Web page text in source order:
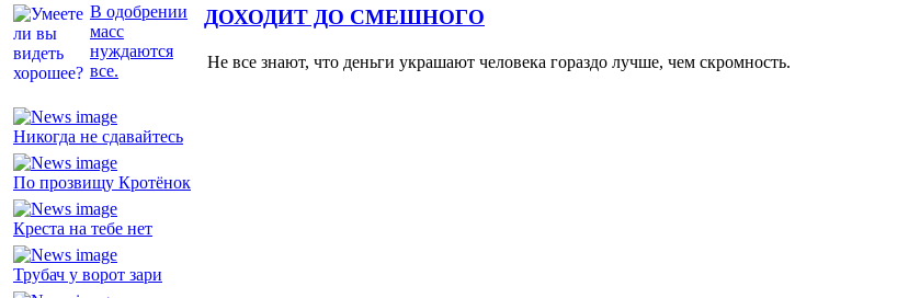
В одобрении
масс
нуждаются
все.
Никогда не сдавайтесь
По прозвищу Кротёнок
Креста на тебе нет
Трубач у ворот зари
ДОХОДИТ ДО СМЕШНОГО
Не все знают, что деньги украшают человека гораздо лучше, чем скромность.